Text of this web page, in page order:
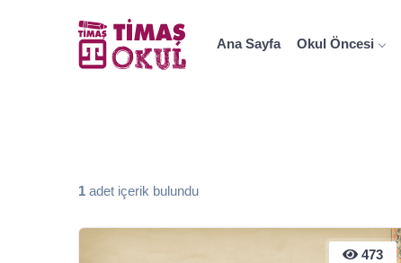
Ana Sayfa Okul Öncesi
1 adet içerik bulundu
473